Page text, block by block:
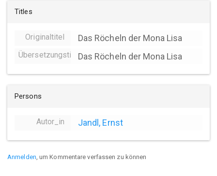
Titles
Originaltitel Das Röcheln der Mona Lisa
ÜbersetzungstitelDas Röcheln der Mona Lisa
Persons
Autor_in Jandl, Ernst
Anmelden, um Kommentare verfassen zu können